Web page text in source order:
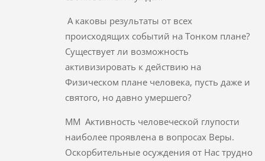
А каковы результаты от всех
происходящих событий на Тонком плане?
Существует ли возможность
активизировать к действию на
Физическом плане человека, пусть даже и
святого, но давно умершего?
ММ Активность человеческой глупости
наиболее проявлена в вопросах Веры.
Оскорбительные осуждения от Нас трудно